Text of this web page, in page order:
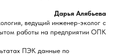
Дарья Алябьева
ведущий инженер-эколог с
работы на предприятии ОПК
ПЭК данные по